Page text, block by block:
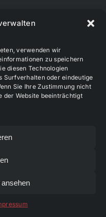
verwenden wir
zu speichern
diesen Technologien
Surfverhalten oder eindeutige
Sie Ihre Zustimmung nicht
der Website beeinträchtigt
nach der
Ungarn nach
des alten
gegen